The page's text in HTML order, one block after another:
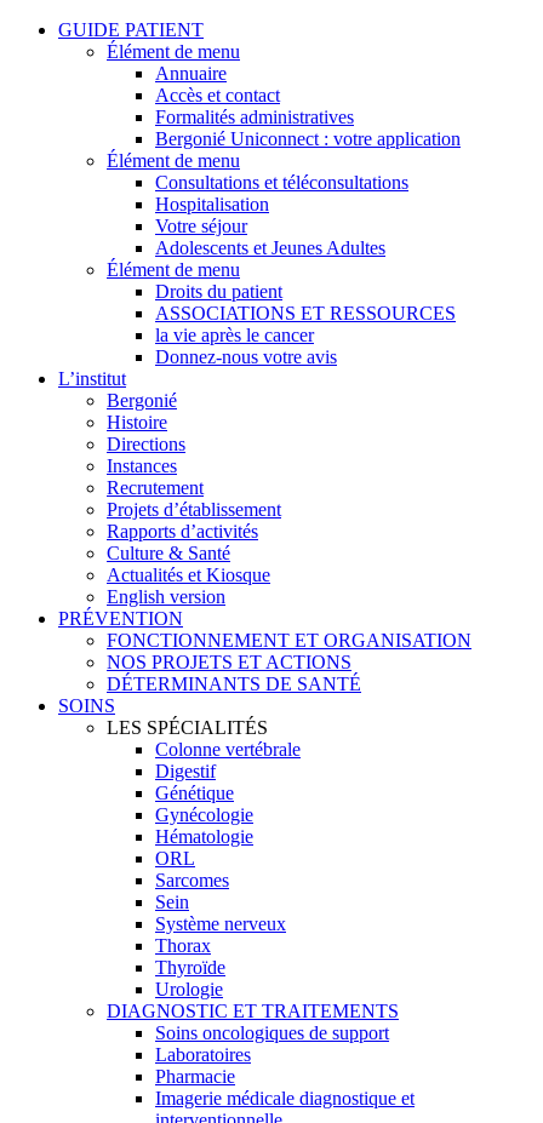
GUIDE PATIENT
Élément de menu
Annuaire
Accès et contact
Formalités administratives
Bergonié Uniconnect : votre application
Élément de menu
Consultations et téléconsultations
Hospitalisation
Votre séjour
Adolescents et Jeunes Adultes
Élément de menu
Droits du patient
ASSOCIATIONS ET RESSOURCES
la vie après le cancer
Donnez-nous votre avis
L’institut
Bergonié
Histoire
Directions
Instances
Recrutement
Projets d’établissement
Rapports d’activités
Culture & Santé
Actualités et Kiosque
English version
PRÉVENTION
FONCTIONNEMENT ET ORGANISATION
NOS PROJETS ET ACTIONS
DÉTERMINANTS DE SANTÉ
SOINS
LES SPÉCIALITÉS
Colonne vertébrale
Digestif
Génétique
Gynécologie
Hématologie
ORL
Sarcomes
Sein
Système nerveux
Thorax
Thyroïde
Urologie
DIAGNOSTIC ET TRAITEMENTS
Soins oncologiques de support
Laboratoires
Pharmacie
Imagerie médicale diagnostique et